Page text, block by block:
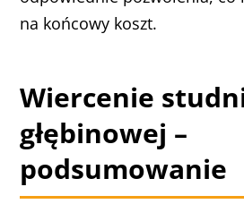
na końcowy koszt.
Wiercenie
głębinowej –
podsumowanie